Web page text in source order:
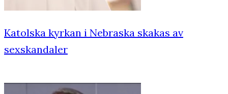
Katolska kyrkan i Nebraska skakas av
sexskandaler